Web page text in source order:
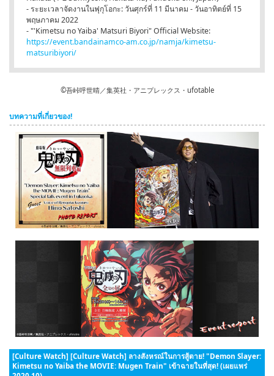
- ระยะเวลาจัดงานในฟุกุโอกะ: วันศุกร์ที่ 11 มีนาคม - วันอาทิตย์ที่ 15
พฤษภาคม 2022
- "'Kimetsu no Yaiba' Matsuri Biyori" Official Website:
https://event.bandainamco-am.co.jp/namja/kimetsu-
matsuribiyori/
©吾峠呼世晴／集英社・アニプレックス・ufotable
บทความที่เกี่ยวของ!
[Culture Watch] [Culture Watch] ลางสังหรณ์ในการสู้ตาย! "Demon Slayer:
Kimetsu no Yaiba the MOVIE: Mugen Train" เข้าฉายในที่สุด! (เผยแพร่